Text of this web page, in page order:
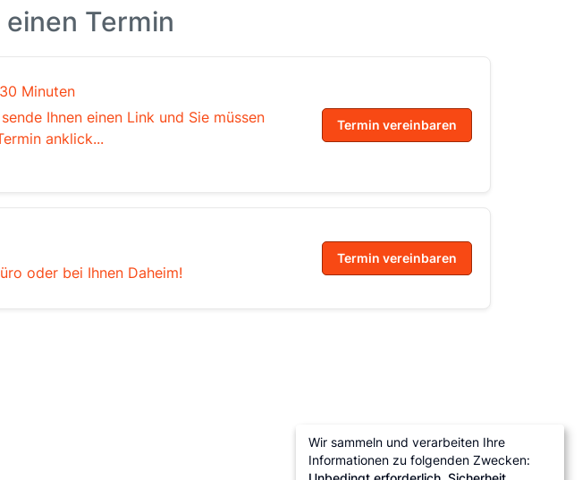
Termin
30 Minuten
Ihnen einen Link und Sie müssen
anklick...
Termin vereinbaren
oder bei Ihnen Daheim!
Termin vereinbaren
Wir sammeln und verarbeiten Ihre
Informationen zu folgenden Zwecken: